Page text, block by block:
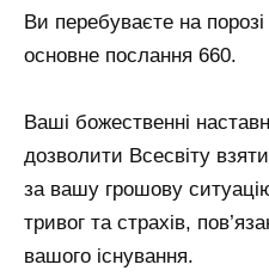
Ви перебуваєте на
основне послання 660.
Ваші божественні
дозволити Всесвіту
за вашу грошову
тривог та страхів,
вашого існування.